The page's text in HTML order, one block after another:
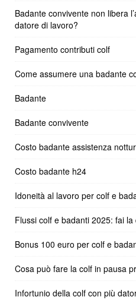
Badante convivente non libera
datore di lavoro?
Pagamento contributi colf
Come assumere una badante
Badante
Badante convivente
Costo badante assistenza
Costo badante h24
Idoneità al lavoro per colf e
Flussi colf e badanti 2025: fai
Bonus 100 euro per colf e
Cosa può fare la colf in pausa
Infortunio della colf con più